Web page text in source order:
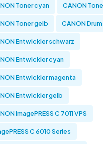
Toner cyan CANON
Toner gelb CANON
Entwickler schwarz
Entwickler cyan
Entwickler magenta
Entwickler gelb
imagePRESS C 7011 VPS
C 6010 Series